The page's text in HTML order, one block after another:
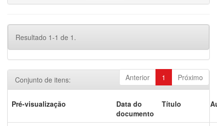
Resultado 1-1 de 1.
Anterior 1 Próximo
Conjunto de itens:
Pré-visualização
Data do
documento
Título